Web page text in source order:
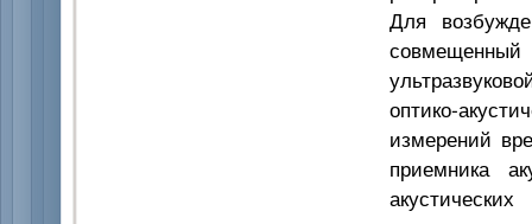
Для
оптико-
измерений
приемника